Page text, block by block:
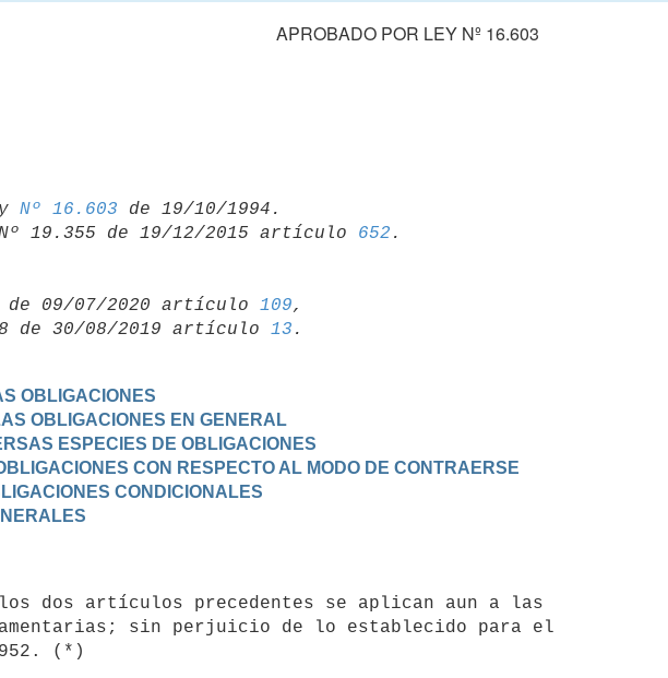
APROBADO POR LEY Nº 16.603
Nº 16.603
19.355 de 19/12/2015 artículo 652
de 09/07/2020 artículo 109,
de 30/08/2019 artículo
13
OBLIGACIONES
OBLIGACIONES EN GENERAL
ESPECIES DE OBLIGACIONES
CON RESPECTO AL MODO DE CONTRAERSE
CONDICIONALES
sin perjuicio de lo establecido para el